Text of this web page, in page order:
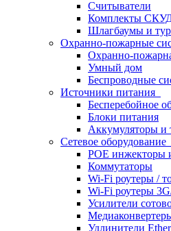
Считыватели
Комплекты
Шлагбаумы и
Охранно-пожарные
Охранно-
Умный дом
Беспроводные
Источники питания
Бесперебойное
Блоки питания
Аккумуляторы и
Сетевое оборудование
POE инжекторы
Коммутаторы
Wi-Fi роутеры /
Wi-Fi роутеры
Усилители
Удлинители